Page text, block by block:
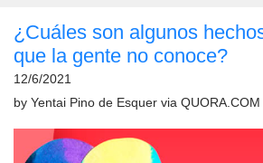
¿Cuáles son algunos
que la gente no conoce?
12/6/2021
by Yentai Pino de Esquer via QUORA.COM